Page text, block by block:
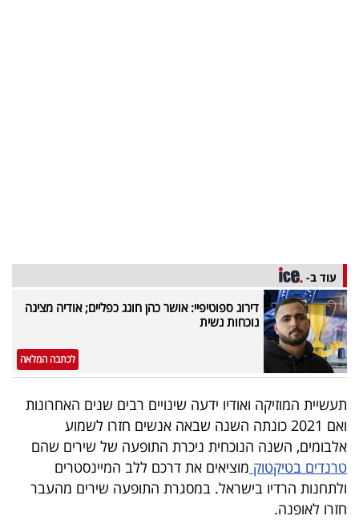
TOP-
5
המילון
הכלכלי
פודקאסט
40
UNDER
40
עוד ב-
דירוג ספוטיפיי: אושר כהן חוגג כפליים; אודיה מציגה
נוכחות נשית
לכתבה המלאה
תעשיית המוזיקה ואודיו ידעה שינויים רבים שנים האחרונות
ואם 2021 כונתה השנה שבאה אנשים חזרו לשמוע
אלבומים, השנה הנוכחית ניכרת התופעה של שירים שהם
טרנדים בטיקטוק מוציאים את דרכם ללב המיינסטרים
ולתחנות הרדיו בישראל. במסגרת התופעה שירים מהעבר
חזרו לאופנה.